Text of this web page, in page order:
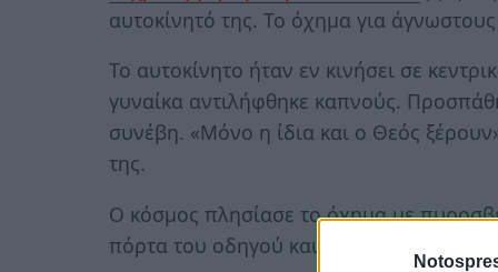
αυτοκίνητό της. Το όχημα για
Το αυτοκίνητο ήταν εν κινήσει σε
γυναίκα αντιλήφθηκε καπνούς.
συνέβη. «Μόνο η ίδια και ο Θεός
της.
Ο κόσμος πλησίασε το όχημα με
πόρτα του οδηγού και εκεί είδαν τη